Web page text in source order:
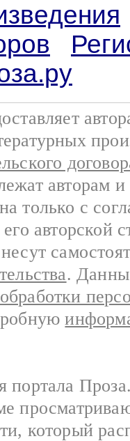
авторам
только с
авторской
.
портала
который